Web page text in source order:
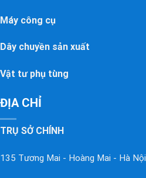
Máy công cụ
Dây chuyền sản xuất
Vật tư phụ tùng
ĐỊA CHỈ
TRỤ SỞ CHÍNH
135 Tương Mai - Hoàng Mai - Hà Nội